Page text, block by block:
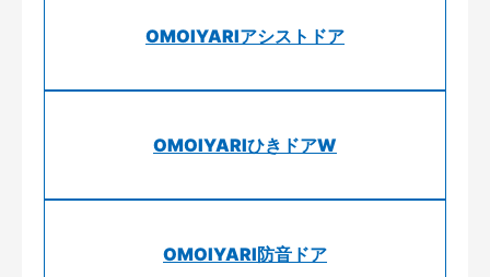
OMOIYARIアシストドア
OMOIYARIひきドアW
OMOIYARI防音ドア